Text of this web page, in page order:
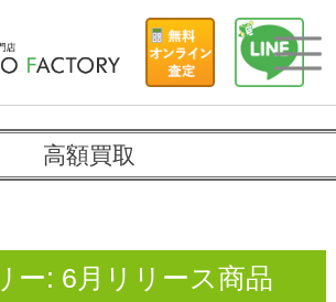
高額買取
ー: 6月リリース商品